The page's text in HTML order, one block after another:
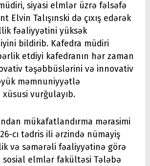
siyasi elmlər üzrə fəlsəfə
Elvin Talışınski də çıxış edərək
fəaliyyətini yüksək
bildirib. Kafedra müdiri
etdiyi kafedranın hər zaman
təşəbbüslərini və innovativ
məmnuniyyətlə
vurğulayıb.
mükafatlandırma mərasimi
cı tədris ili ərzində nümayiş
və səmərəli fəaliyyətinə görə
sosial elmlər fakültəsi Tələbə